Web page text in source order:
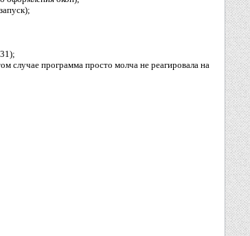
случае программа просто молча не реагировала на